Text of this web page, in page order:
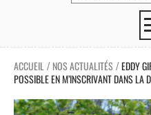
ACCUEIL / NOS ACTUALITÉS /EDDY
POSSIBLE EN M’INSCRIVANT DANS LA